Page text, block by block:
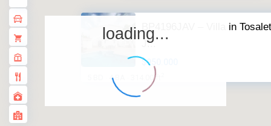
BP4196JAV – Villa in Tosalet
J...
$950.000
4 BA 314.00 ft
loading...